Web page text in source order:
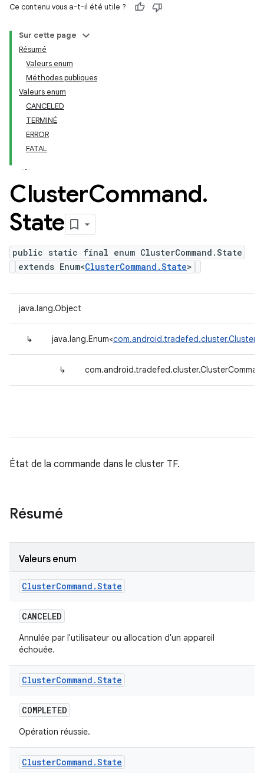
Ce contenu vous a-t-il été utile ?
Sur cette page
Résumé
Valeurs enum
Méthodes publiques
Valeurs enum
CANCELED
TERMINÉ
ERROR
FATAL
ClusterCommand.
State
public static final enum ClusterCommand.State
extends Enum<ClusterCommand.State>
java.lang.Object
↳ java.lang.Enum<
↳
État de la commande dans le cluster TF.
Résumé
Valeurs enum
ClusterCommand .State
CANCELED
Annulée par l'utilisateur ou allocation d'un appareil
échouée.
ClusterCommand .State
COMPLETED
Opération réussie.
ClusterCommand .State